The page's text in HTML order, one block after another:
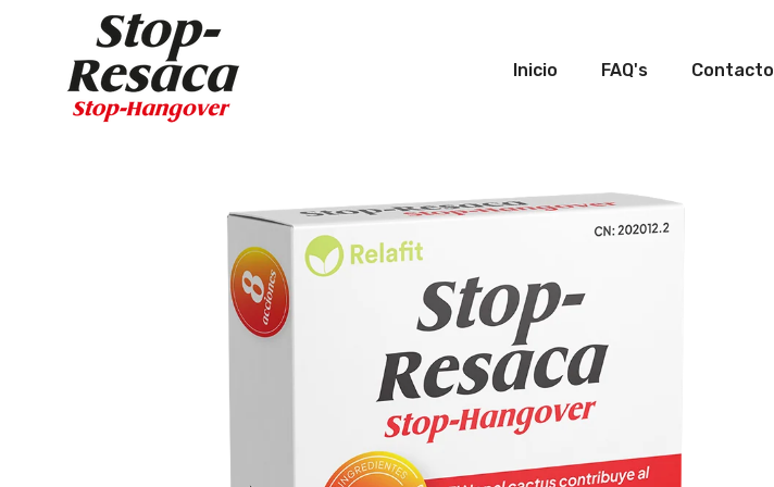
SKIP TO CONTENT
Inicio FAQ's Contacto